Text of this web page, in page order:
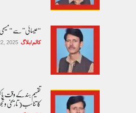
“عیسائی” سے
کالم/بلاگ 2025
تقسیم ہند کے وقت
کا تناسب( تاریخی و